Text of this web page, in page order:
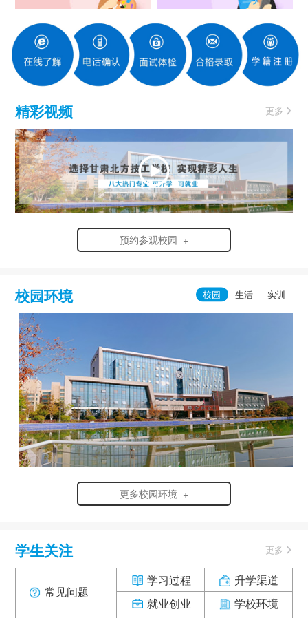
精彩视频 更多
预约参观校园 +
校园环境
更多校园环境 +
学生关注 更多
常见问题
学习过程
就业创业
升学渠道
学校环境